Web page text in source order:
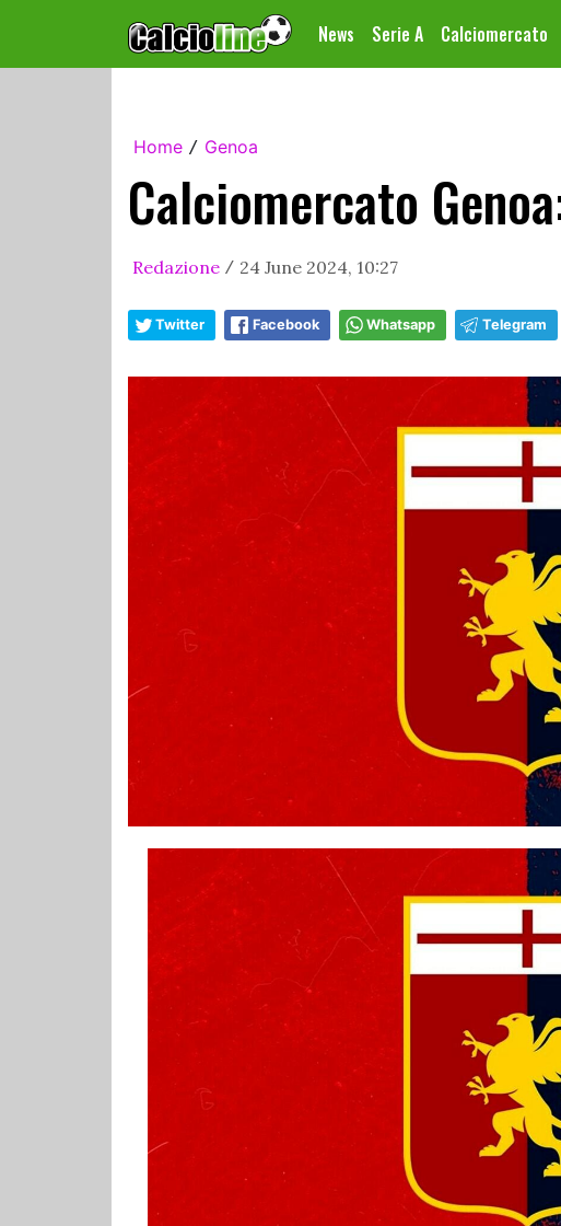
News Serie A Calciomercato
Home / Genoa
Calciomercato
Redazione / 24 June 2024, 10:27
Twitter Facebook Whatsapp Telegram